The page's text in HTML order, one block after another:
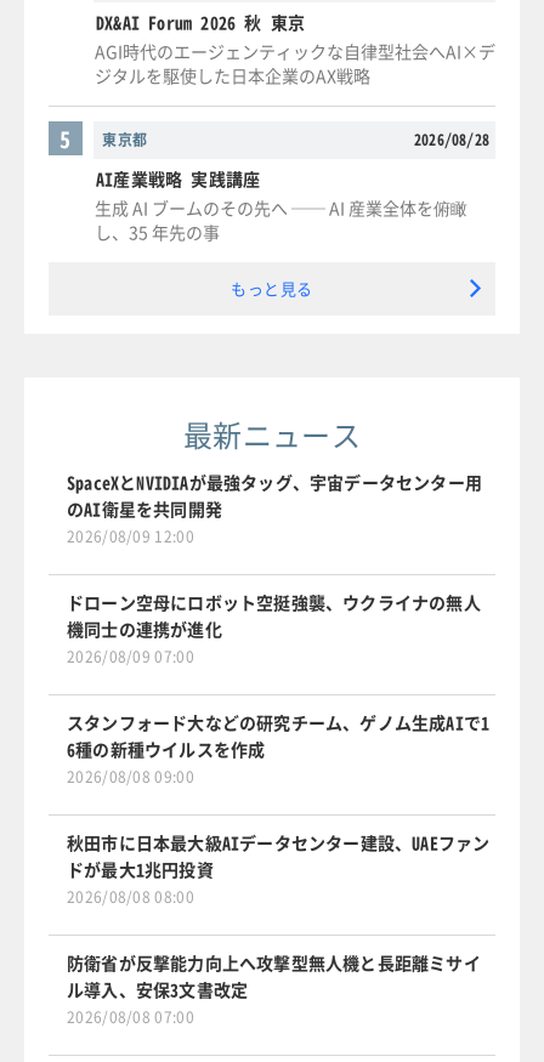
DX&AI Forum 2026 秋 東京
AGI時代のエージェンティックな自律型社会へAI×デ
ジタルを駆使した日本企業のAX戦略
東京都 2026/08/28
5
AI産業戦略 実践講座
生成 AI ブームのその先へ ── AI 産業全体を俯瞰
し、35 年先の事
もっと見る
最新ニュース
SpaceXとNVIDIAが最強タッグ、宇宙データセンター用
のAI衛星を共同開発
2026/08/09 12:00
ドローン空母にロボット空挺強襲、ウクライナの無人
機同士の連携が進化
2026/08/09 07:00
スタンフォード大などの研究チーム、ゲノム生成AIで1
6種の新種ウイルスを作成
2026/08/08 09:00
秋田市に日本最大級AIデータセンター建設、UAEファン
ドが最大1兆円投資
2026/08/08 08:00
防衛省が反撃能力向上へ攻撃型無人機と長距離ミサイ
ル導入、安保3文書改定
2026/08/08 07:00